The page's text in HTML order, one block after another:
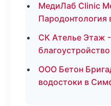
МедиЛаб Clinic
Пародонтология
СК Ателье Этаж
ООО Бетон
водостоки в